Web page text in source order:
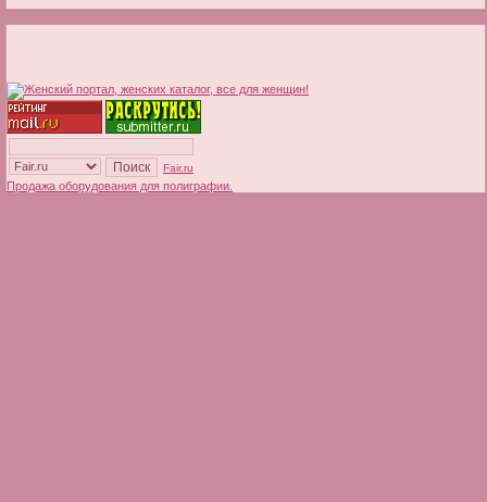
Fair.ru
Продажа оборудования для полиграфии.